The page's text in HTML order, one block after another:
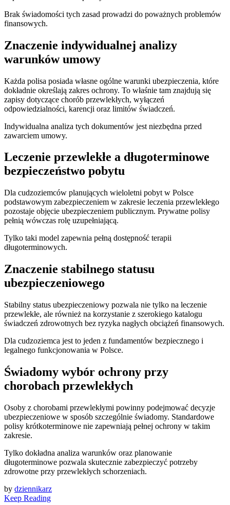
Brak świadomości tych zasad prowadzi do poważnych problemów
finansowych.
Znaczenie indywidualnej analizy
warunków umowy
Każda polisa posiada własne ogólne warunki ubezpieczenia, które
dokładnie określają zakres ochrony. To właśnie tam znajdują się
zapisy dotyczące chorób przewlekłych, wyłączeń
odpowiedzialności, karencji oraz limitów świadczeń.
Indywidualna analiza tych dokumentów jest niezbędna przed
zawarciem umowy.
Leczenie przewlekłe a długoterminowe
bezpieczeństwo pobytu
Dla cudzoziemców planujących wieloletni pobyt w Polsce
podstawowym zabezpieczeniem w zakresie leczenia przewlekłego
pozostaje objęcie ubezpieczeniem publicznym. Prywatne polisy
pełnią wówczas rolę uzupełniającą.
Tylko taki model zapewnia pełną dostępność terapii
długoterminowych.
Znaczenie stabilnego statusu
ubezpieczeniowego
Stabilny status ubezpieczeniowy pozwala nie tylko na leczenie
przewlekłe, ale również na korzystanie z szerokiego katalogu
świadczeń zdrowotnych bez ryzyka nagłych obciążeń finansowych.
Dla cudzoziemca jest to jeden z fundamentów bezpiecznego i
legalnego funkcjonowania w Polsce.
Świadomy wybór ochrony przy
chorobach przewlekłych
Osoby z chorobami przewlekłymi powinny podejmować decyzje
ubezpieczeniowe w sposób szczególnie świadomy. Standardowe
polisy krótkoterminowe nie zapewniają pełnej ochrony w takim
zakresie.
Tylko dokładna analiza warunków oraz planowanie
długoterminowe pozwala skutecznie zabezpieczyć potrzeby
zdrowotne przy przewlekłych schorzeniach.
by dziennikarz
Keep Reading